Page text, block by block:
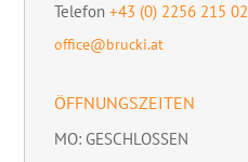
Telefon +43 (0) 2256 215 02
office@brucki.at
ÖFFNUNGSZEITEN
MO: GESCHLOSSEN